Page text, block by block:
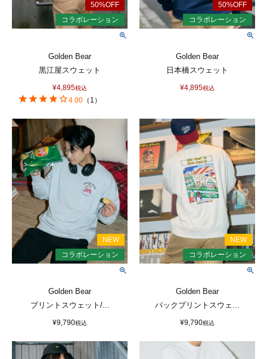
Golden Bear
黒江屋スウェット
¥4,895税込
4.00 （ 1 ）
Golden Bear
日本橋スウェット
¥4,895税込
Golden Bear
プリントスウェット/...
¥9,790税込
Golden Bear
バックプリントスウェ...
¥9,790税込